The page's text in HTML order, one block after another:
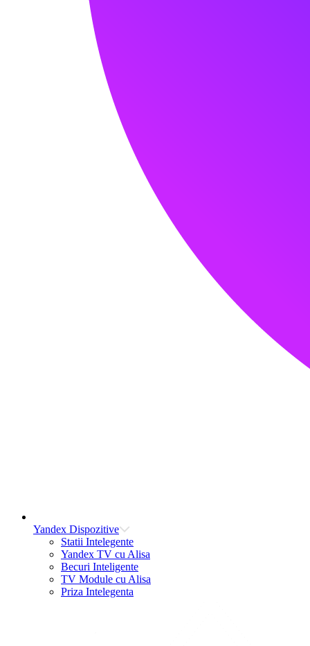
Yandex Dispozitive
Statii Intelegente
Yandex TV cu Alisa
Becuri Inteligente
TV Module cu Alisa
Priza Intelegenta